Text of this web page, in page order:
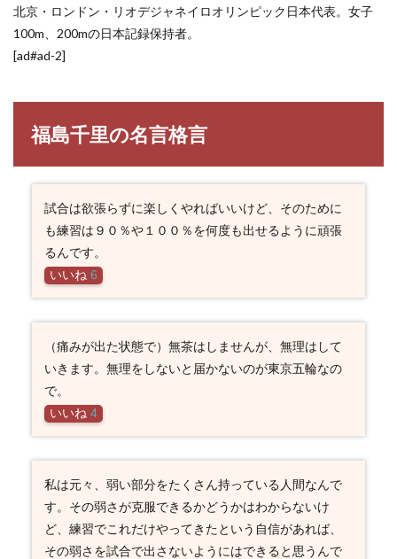
北京・ロンドン・リオデジャネイロオリンピック日本代表。女子
100m、200mの日本記録保持者。
[ad#ad-2]
福島千里の名言格言
試合は欲張らずに楽しくやればいいけど、そのために
も練習は９０％や１００％を何度も出せるように頑張
るんです。
いいね 6
（痛みが出た状態で）無茶はしませんが、無理はして
いきます。無理をしないと届かないのが東京五輪なの
で。
いいね 4
私は元々、弱い部分をたくさん持っている人間なんで
す。その弱さが克服できるかどうかはわからないけ
ど、練習でこれだけやってきたという自信があれば、
その弱さを試合で出さないようにはできると思うんで